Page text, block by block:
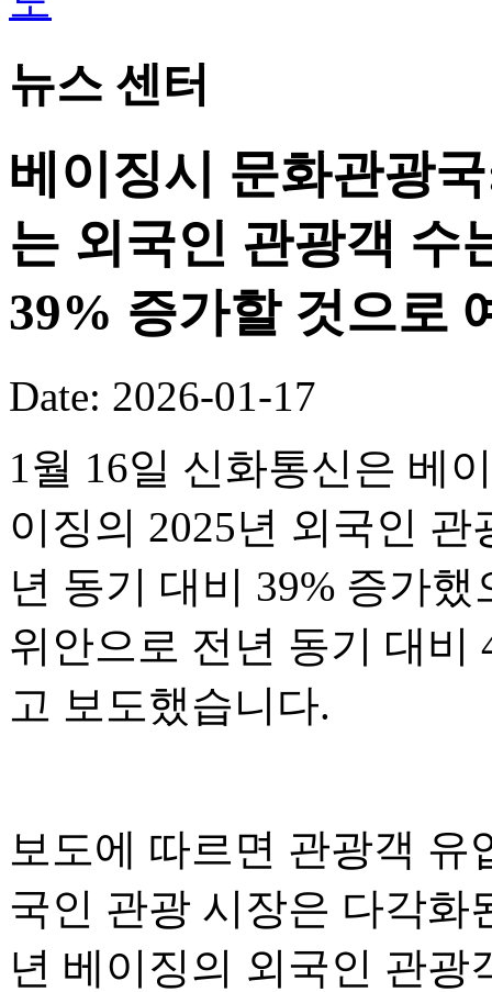
뉴스 센터
베이징시 문화관광
는 외국인 관광객 수
39% 증가할 것으로
Date: 2026-01-17
1월 16일 신화통신은 베
이징의 2025년 외국인
년 동기 대비 39% 증가
위안으로 전년 동기 대비
고 보도했습니다.
보도에 따르면 관광객
국인 관광 시장은 다각화
년 베이징의 외국인 관광